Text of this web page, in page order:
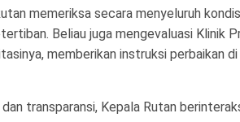
memeriksa secara menyeluruh
Beliau juga mengevaluasi Klinik
memberikan instruksi perbaikan
transparansi, Kepala Rutan